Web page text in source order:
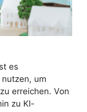
es
um
erreichen. Von
zu KI-